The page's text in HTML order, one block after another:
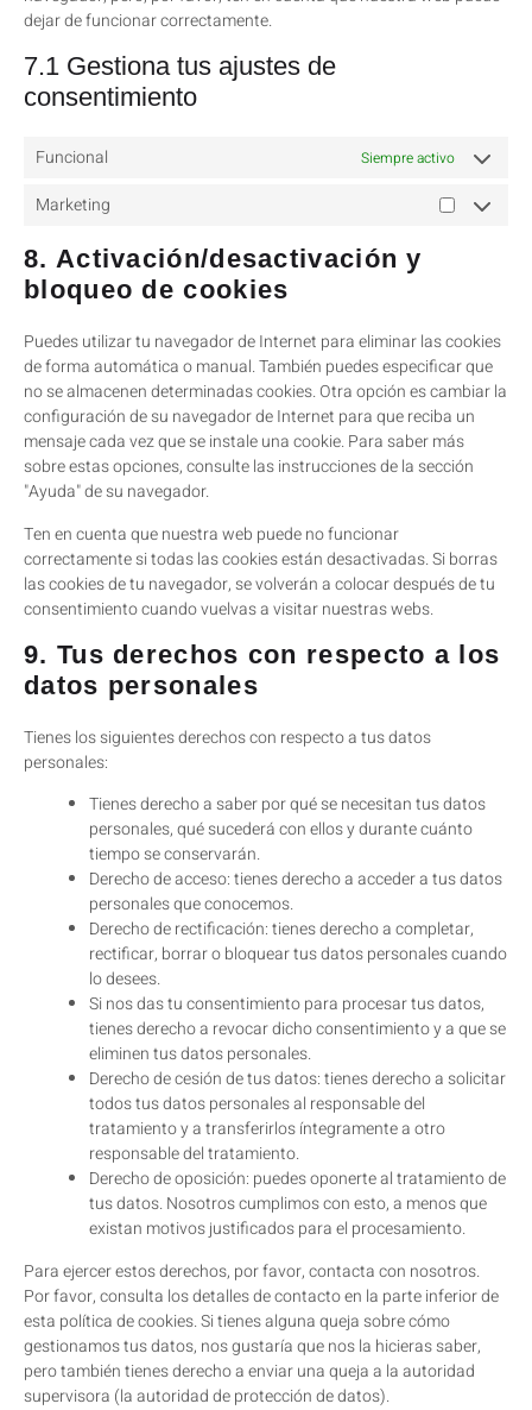
dejar de funcionar correctamente.
7.1 Gestiona tus ajustes de
consentimiento
Funcional Siempre activo
Marketing
8. Activación/desactivación y
bloqueo de cookies
Puedes utilizar tu navegador de Internet para eliminar las cookies
de forma automática o manual. También puedes especificar que
no se almacenen determinadas cookies. Otra opción es cambiar la
configuración de su navegador de Internet para que reciba un
mensaje cada vez que se instale una cookie. Para saber más
sobre estas opciones, consulte las instrucciones de la sección
"Ayuda" de su navegador.
Ten en cuenta que nuestra web puede no funcionar
correctamente si todas las cookies están desactivadas. Si borras
las cookies de tu navegador, se volverán a colocar después de tu
consentimiento cuando vuelvas a visitar nuestras webs.
9. Tus derechos con respecto a los
datos personales
Tienes los siguientes derechos con respecto a tus datos
personales:
Tienes derecho a saber por qué se necesitan tus datos
personales, qué sucederá con ellos y durante cuánto
tiempo se conservarán.
Derecho de acceso: tienes derecho a acceder a tus datos
personales que conocemos.
Derecho de rectificación: tienes derecho a completar,
rectificar, borrar o bloquear tus datos personales cuando
lo desees.
Si nos das tu consentimiento para procesar tus datos,
tienes derecho a revocar dicho consentimiento y a que se
eliminen tus datos personales.
Derecho de cesión de tus datos: tienes derecho a solicitar
todos tus datos personales al responsable del
tratamiento y a transferirlos íntegramente a otro
responsable del tratamiento.
Derecho de oposición: puedes oponerte al tratamiento de
tus datos. Nosotros cumplimos con esto, a menos que
existan motivos justificados para el procesamiento.
Para ejercer estos derechos, por favor, contacta con nosotros.
Por favor, consulta los detalles de contacto en la parte inferior de
esta política de cookies. Si tienes alguna queja sobre cómo
gestionamos tus datos, nos gustaría que nos la hicieras saber,
pero también tienes derecho a enviar una queja a la autoridad
supervisora (la autoridad de protección de datos).